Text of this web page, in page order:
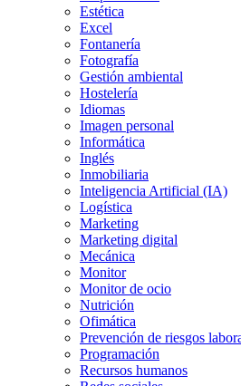
Estética
Excel
Fontanería
Fotografía
Gestión ambiental
Hostelería
Idiomas
Imagen personal
Informática
Inglés
Inmobiliaria
Inteligencia Artificial (IA)
Logística
Marketing
Marketing digital
Mecánica
Monitor
Monitor de ocio
Nutrición
Ofimática
Prevención de riesgos
Programación
Recursos humanos